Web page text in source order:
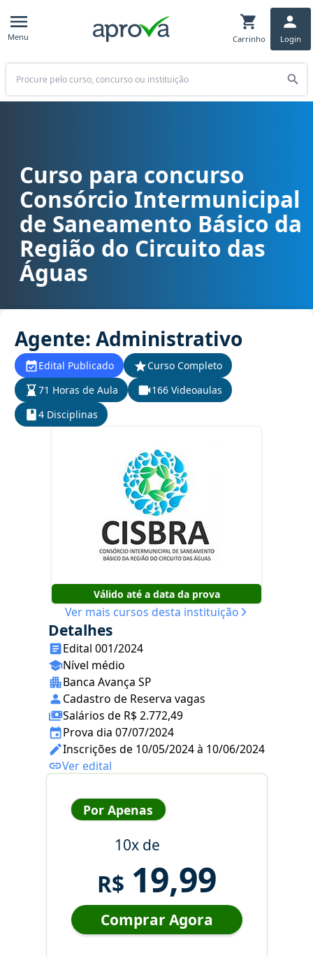
Menu Carrinho Login
Buscar
Curso para concurso CISBRA (SP) - Consórcio Intermunicipal de
Curso para concurso
Consórcio Intermunicipal
de Saneamento Básico da
Região do Circuito das
Águas
Agente: Administrativo
Edital Publicado
Curso Completo
71 Horas de Aula
166 Videoaulas
4 Disciplinas
Válido até a data da prova
Ver mais cursos desta instituição
Detalhes
Edital 001/2024
Nível médio
Banca Avança SP
Cadastro de Reserva vagas
Salários de R$ 2.772,49
Prova dia 07/07/2024
Inscrições de 10/05/2024 à 10/06/2024
Ver edital
Por Apenas
10x de
R$ 19,99
Comprar Agora